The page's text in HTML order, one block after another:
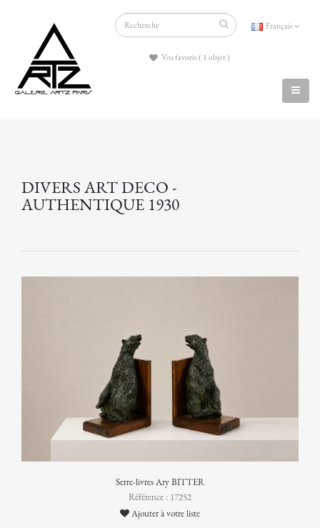
Français
Vos favoris ( 1 objet )
DIVERS ART DECO -
AUTHENTIQUE 1930
Serre-livres Ary BITTER
Référence : 17252
Ajouter à votre liste